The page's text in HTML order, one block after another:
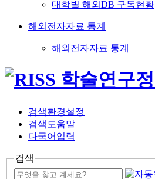
대학별 해외DB 구독현황
해외전자자료 통계
해외전자자료 통계
검색환경설정
검색도움말
다국어입력
검색